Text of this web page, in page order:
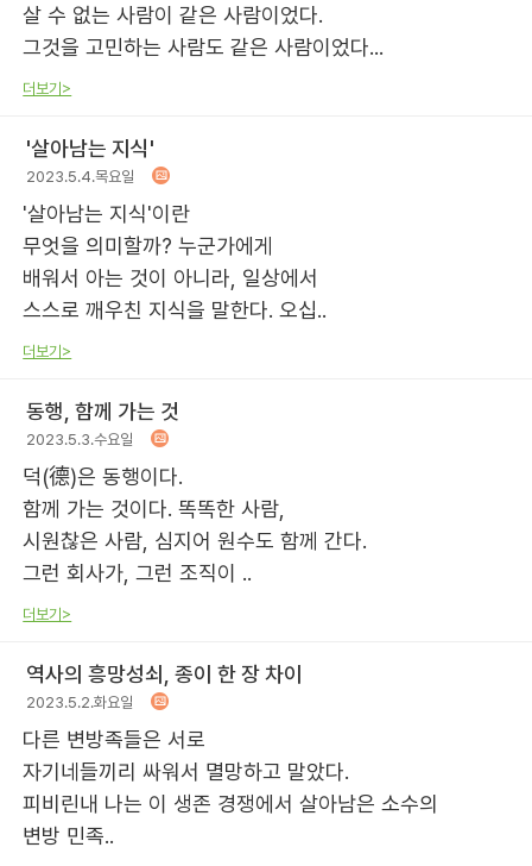
살 수 없는 사람이 같은 사람이었다.
그것을 고민하는 사람도 같은 사람이었다...
더보기>
'살아남는 지식'
2023.5.4.목요일
'살아남는 지식'이란
무엇을 의미할까? 누군가에게
배워서 아는 것이 아니라, 일상에서
스스로 깨우친 지식을 말한다. 오십..
더보기>
동행, 함께 가는 것
2023.5.3.수요일
덕(德)은 동행이다.
함께 가는 것이다. 똑똑한 사람,
시원찮은 사람, 심지어 원수도 함께 간다.
그런 회사가, 그런 조직이 ..
더보기>
역사의 흥망성쇠, 종이 한 장 차이
2023.5.2.화요일
다른 변방족들은 서로
자기네들끼리 싸워서 멸망하고 말았다.
피비린내 나는 이 생존 경쟁에서 살아남은 소수의
변방 민족..